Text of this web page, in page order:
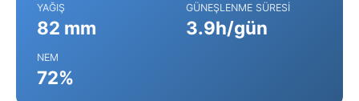
YAĞIŞ
82 mm
GÜNEŞLENME SÜRESI
3.9h/gün
NEM
72%